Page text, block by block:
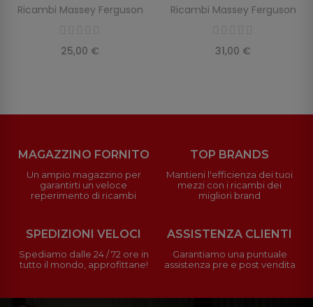
Ricambi Massey Ferguson
25,00 €
Ricambi Massey Ferguson
31,00 €
MAGAZZINO FORNITO
Un ampio magazzino per
garantirti un veloce
reperimento di ricambi
TOP BRANDS
Mantieni l'efficienza dei tuoi
mezzi con i ricambi dei
migliori brand
SPEDIZIONI VELOCI
Spediamo dalle 24 / 72 ore in
tutto il mondo, approfittane!
ASSISTENZA CLIENTI
Garantiamo una puntuale
assistenza pre e post vendita